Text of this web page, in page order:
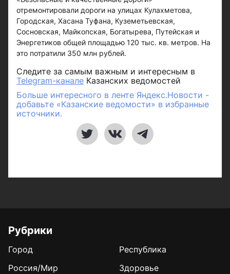
отремонтировали дороги на улицах Кулахметова,
Городская, Хасана Туфана, Куземетьевская,
Сосновская, Майкопская, Богатырева, Путейская и
Энергетиков общей площадью 120 тыс. кв. метров. На
это потратили 350 млн рублей.
Следите за самым важным и интересным в
Telegram-канале Казанских ведомостей
Больше интересного в ленте Яндекс.Новости -
добавьте «Казанские ведомости» в избранные
источники.
Рубрики
Город
Республика
Россия/Мир
Здоровье